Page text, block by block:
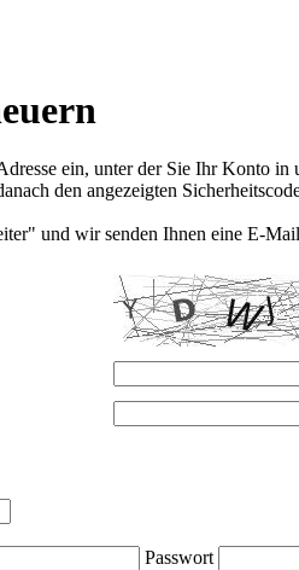
ein, unter der Sie Ihr Konto in
den angezeigten
und wir senden Ihnen eine E-
Passwort